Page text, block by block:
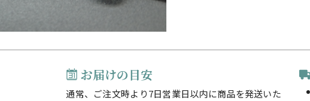
お届けの目安
通常、ご注文時より7日営業日以内に商品を発送いた